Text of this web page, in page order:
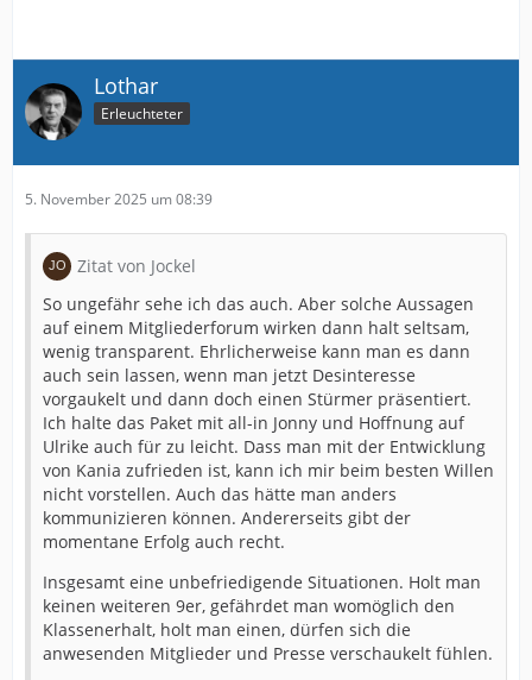
Lothar
Erleuchteter
5. November 2025 um 08:39
Zitat von Jockel
So ungefähr sehe ich das auch. Aber solche Aussagen
auf einem Mitgliederforum wirken dann halt seltsam,
wenig transparent. Ehrlicherweise kann man es dann
auch sein lassen, wenn man jetzt Desinteresse
vorgaukelt und dann doch einen Stürmer präsentiert.
Ich halte das Paket mit all-in Jonny und Hoffnung auf
Ulrike auch für zu leicht. Dass man mit der Entwicklung
von Kania zufrieden ist, kann ich mir beim besten Willen
nicht vorstellen. Auch das hätte man anders
kommunizieren können. Andererseits gibt der
momentane Erfolg auch recht.
Insgesamt eine unbefriedigende Situationen. Holt man
keinen weiteren 9er, gefährdet man womöglich den
Klassenerhalt, holt man einen, dürfen sich die
anwesenden Mitglieder und Presse verschaukelt fühlen.